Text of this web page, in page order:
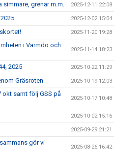
grenar m.m. 2025-12-11 22:08
2025-12-02 15:04
2025-11-20 19:28
i Värmdö och
2025-11-14 18:23
2025 2025-10-22 11:29
Gräsroten 2025-10-19 12:03
okt samt följ GSS på
2025-10-17 10:48
2025-10-02 15:16
2025-09-29 21:21
gör vi
2025-08-26 16:42